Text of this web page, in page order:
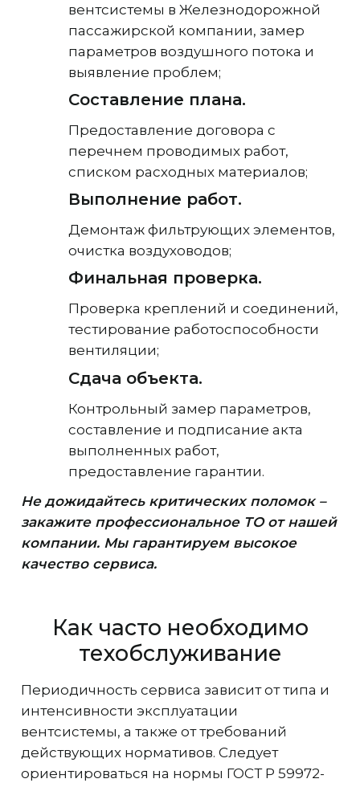
вентсистемы в Железнодорожной
пассажирской компании, замер
параметров воздушного потока и
выявление проблем;
Составление плана.
Предоставление договора с
перечнем проводимых работ,
списком расходных материалов;
Выполнение работ.
Демонтаж фильтрующих элементов,
очистка воздуховодов;
Финальная проверка.
Проверка креплений и соединений,
тестирование работоспособности
вентиляции;
Сдача объекта.
Контрольный замер параметров,
составление и подписание акта
выполненных работ,
предоставление гарантии.
Не дожидайтесь критических поломок –
закажите профессиональное ТО от нашей
компании. Мы гарантируем высокое
качество сервиса.
Как часто необходимо
техобслуживание
Периодичность сервиса зависит от типа и
интенсивности эксплуатации
вентсистемы, а также от требований
действующих нормативов. Следует
ориентироваться на нормы ГОСТ Р 59972-